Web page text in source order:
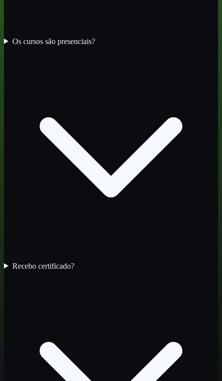
Os cursos são presenciais?
Recebo certificado?